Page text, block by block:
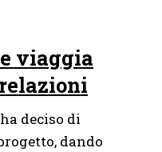
viaggia
ha deciso di
dando